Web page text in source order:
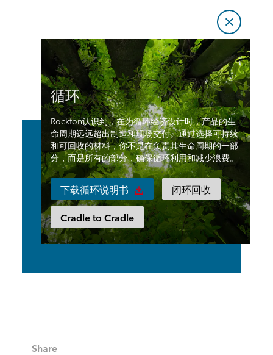
循环
Rockfon认识到，在为循环经济设计时，产品的生
命周期远远超出制造和现场交付。通过选择可持续
和可回收的材料，你不是在负责其生命周期的一部
分，而是所有的部分，确保循环利用和减少浪费。
下载循环说明书 闭环回收
Cradle to Cradle
Share